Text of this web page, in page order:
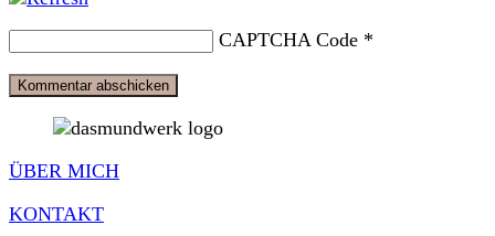
CAPTCHA Code *
ÜBER MICH
KONTAKT